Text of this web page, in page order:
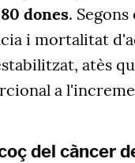
dones.
i mortalitat
atès
a
del càncer